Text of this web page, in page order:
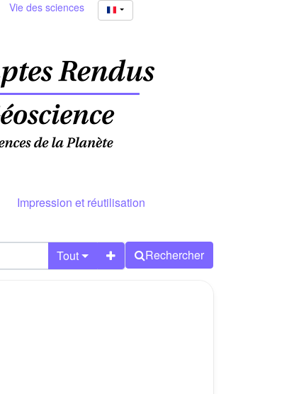
Vie des sciences
Impression et réutilisation
Tout Rechercher